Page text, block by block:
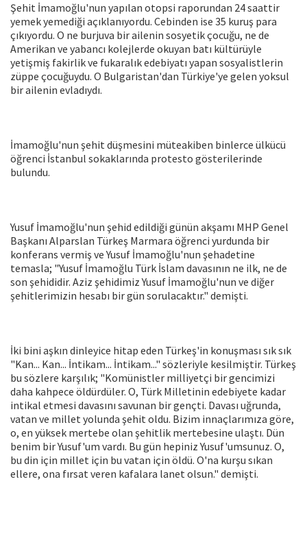
Şehit İmamoğlu'nun yapılan otopsi raporundan 24 saattir
yemek yemediği açıklanıyordu. Cebinden ise 35 kuruş para
çıkıyordu. O ne burjuva bir ailenin sosyetik çocuğu, ne de
Amerikan ve yabancı kolejlerde okuyan batı kültürüyle
yetişmiş fakirlik ve fukaralık edebiyatı yapan sosyalistlerin
züppe çocuğuydu. O Bulgaristan'dan Türkiye'ye gelen yoksul
bir ailenin evladıydı.
İmamoğlu'nun şehit düşmesini müteakiben binlerce ülkücü
öğrenci İstanbul sokaklarında protesto gösterilerinde
bulundu.
Yusuf İmamoğlu'nun şehid edildiği günün akşamı MHP Genel
Başkanı Alparslan Türkeş Marmara öğrenci yurdunda bir
konferans vermiş ve Yusuf İmamoğlu'nun şehadetine
temasla; "Yusuf İmamoğlu Türk İslam davasının ne ilk, ne de
son şehididir. Aziz şehidimiz Yusuf İmamoğlu'nun ve diğer
şehitlerimizin hesabı bir gün sorulacaktır." demişti.
İki bini aşkın dinleyice hitap eden Türkeş'in konuşması sık sık
"Kan... Kan... İntikam... İntikam..." sözleriyle kesilmiştir. Türkeş
bu sözlere karşılık; "Komünistler milliyetçi bir gencimizi
daha kahpece öldürdüler. O, Türk Milletinin edebiyete kadar
intikal etmesi davasını savunan bir gençti. Davası uğrunda,
vatan ve millet yolunda şehit oldu. Bizim innaçlarımıza göre,
o, en yüksek mertebe olan şehitlik mertebesine ulaştı. Dün
benim bir Yusuf'um vardı. Bu gün hepiniz Yusuf'umsunuz. O,
bu din için millet için bu vatan için öldü. O'na kurşu sıkan
ellere, ona fırsat veren kafalara lanet olsun." demişti.